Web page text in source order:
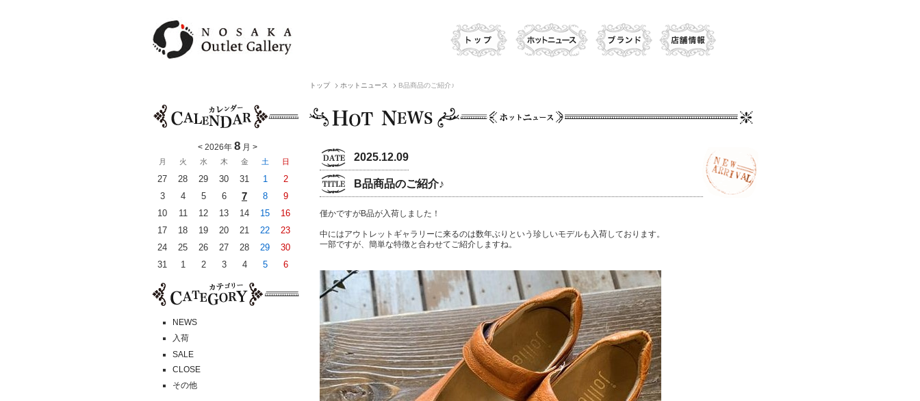
トップ ホットニュース B品商品のご紹介♪
2025.12.09
B品商品のご紹介♪
僅かですがB品が入荷しました！
中にはアウトレットギャラリーに来るのは数年ぶりという珍しいモデルも入荷しております。
一部ですが、簡単な特徴と合わせてご紹介しますね。
<2026年 8月 >
月 火 水 木 金 土 日
27 28 29 30 31 1
2
3
4 5 6 7 8
9
10
11 12 13 14 15
16
17
18 19 20 21 22
23
24
25 26 27 28 29
30
31
1 2 3 4 5 6
NEWS
入荷
SALE
CLOSE
その他